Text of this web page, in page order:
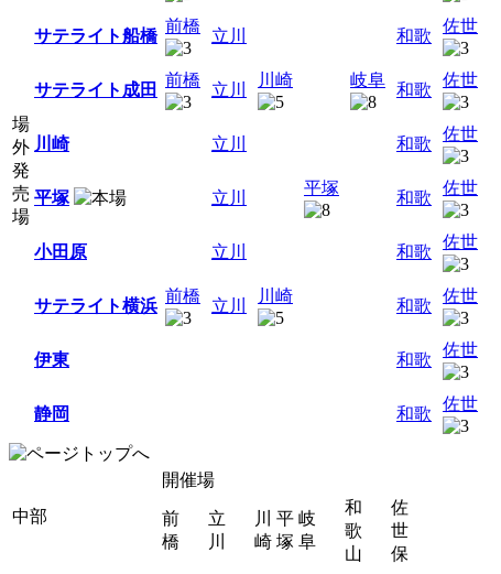
場
外
発
売
場
サテライト船橋
前橋
立川 和歌
佐世
サテライト成田
前橋
立川
川崎 岐阜
和歌
佐世
川崎 立川 和歌
佐世
平塚 立川
平塚
和歌
佐世
小田原 立川 和歌
佐世
サテライト横浜
前橋
立川
川崎
和歌
佐世
伊東 和歌
佐世
静岡 和歌
佐世
中部
開催場
前
橋
立
川
川
崎
平
塚
岐
阜
和
歌
山
佐
世
保